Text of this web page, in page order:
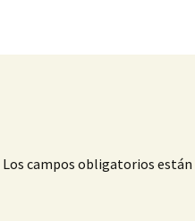
Los campos obligatorios están